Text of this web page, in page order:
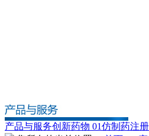
产品与服务创新药物 01仿制药注